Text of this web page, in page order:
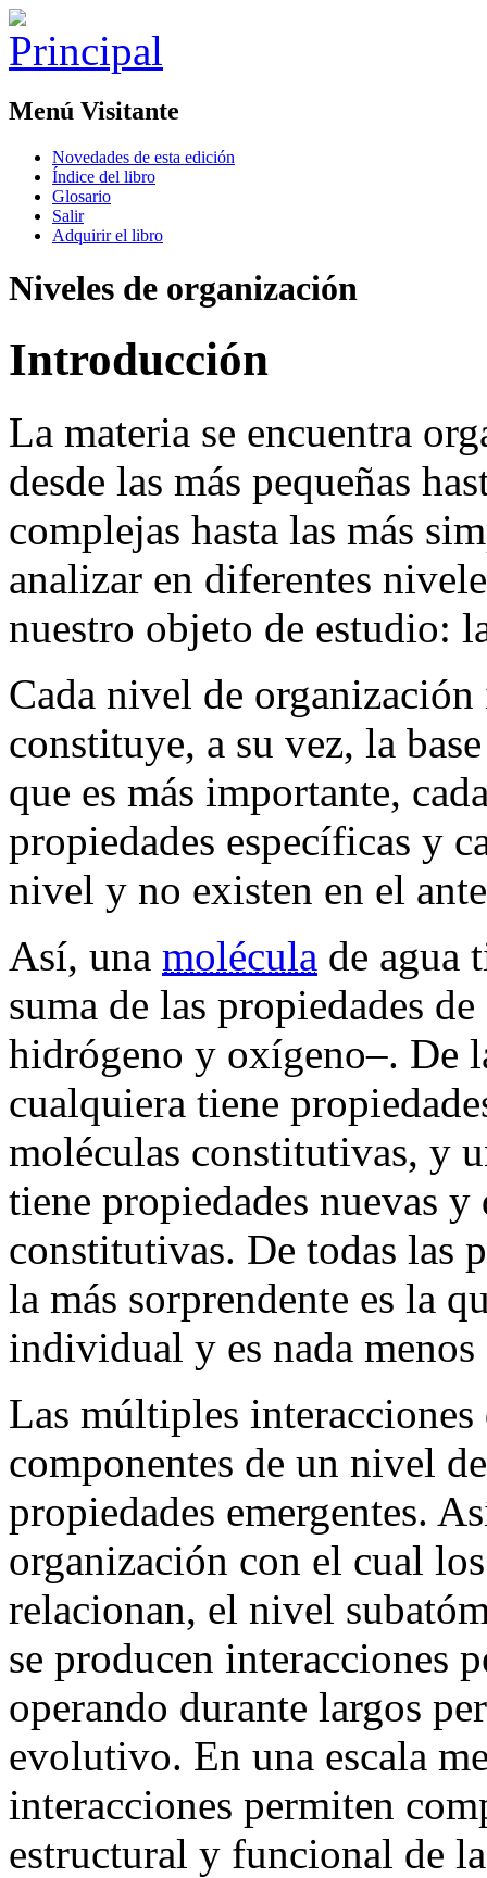
Menú Visitante
Novedades de esta edición
Índice del libro
Glosario
Salir
Adquirir el libro
Niveles de organización
Introducción
La materia se encuentra
desde las más pequeñas
complejas hasta las más
analizar en diferentes
nuestro objeto de estudio:
Cada nivel de
constituye, a su vez, la
que es más importante,
propiedades específicas y
nivel y no existen en el
Así, una molécula de agua
suma de las propiedades
hidrógeno y oxígeno–. De
cualquiera tiene
moléculas constitutivas, y
tiene propiedades nuevas
constitutivas. De todas las
la más sorprendente es la
individual y es nada
Las múltiples
componentes de un nivel
propiedades emergentes.
organización con el cual
relacionan, el nivel
se producen interacciones
operando durante largos
evolutivo. En una escala
interacciones permiten
estructural y funcional de